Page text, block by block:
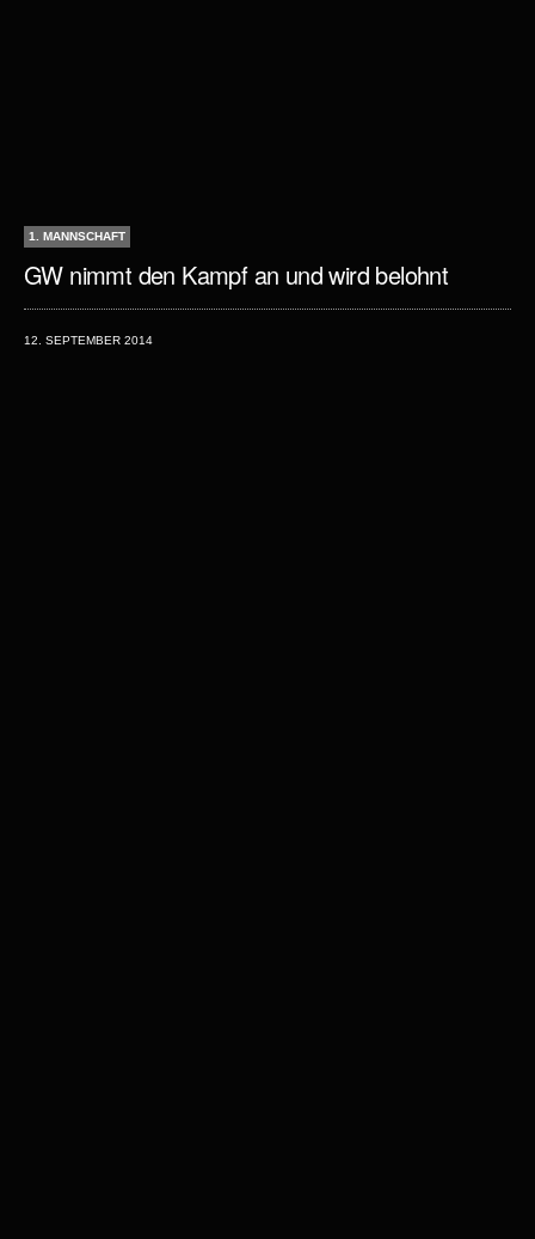
1. MANNSCHAFT
GW nimmt den Kampf an und wird belohnt
12. SEPTEMBER 2014